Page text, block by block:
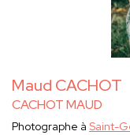
Maud CACHOT
CACHOT MAUD
Photographe à Saint-